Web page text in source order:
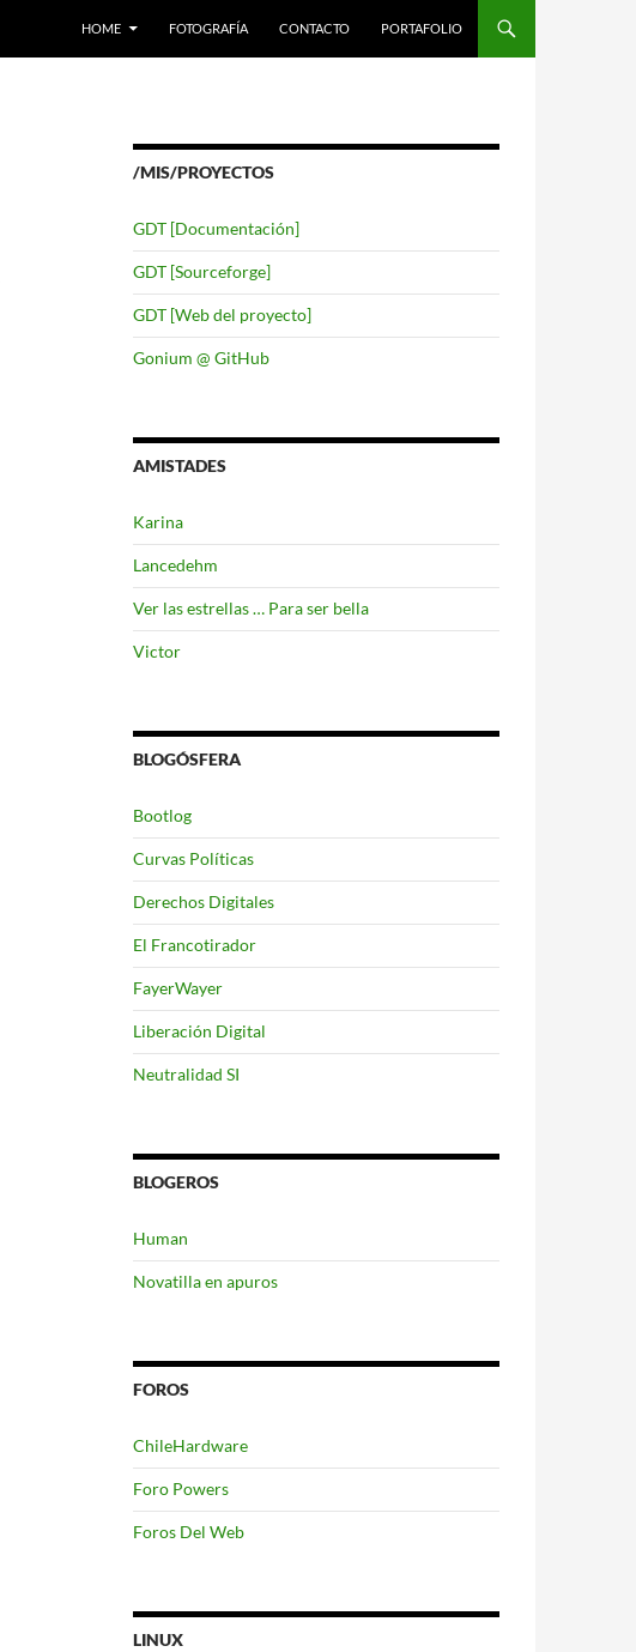
HOME
FOTOGRAFÍA CONTACTO PORTAFOLIO
/MIS/PROYECTOS
GDT [Documentación]
GDT [Sourceforge]
GDT [Web del proyecto]
Gonium @ GitHub
AMISTADES
Karina
Lancedehm
Ver las estrellas … Para ser bella
Victor
BLOGÓSFERA
Bootlog
Curvas Políticas
Derechos Digitales
El Francotirador
FayerWayer
Liberación Digital
Neutralidad SI
BLOGEROS
Human
Novatilla en apuros
FOROS
ChileHardware
Foro Powers
Foros Del Web
LINUX